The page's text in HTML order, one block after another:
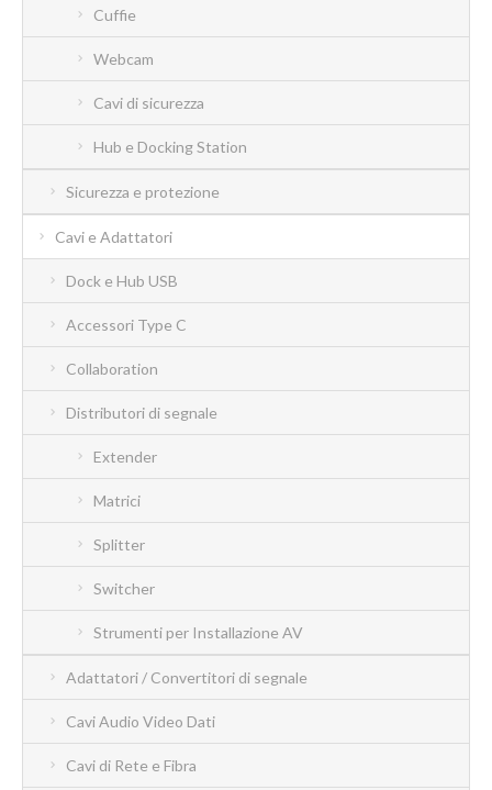
Cuffie
Webcam
Cavi di sicurezza
Hub e Docking Station
Sicurezza e protezione
Cavi e Adattatori
Dock e Hub USB
Accessori Type C
Collaboration
Distributori di segnale
Extender
Matrici
Splitter
Switcher
Strumenti per Installazione AV
Adattatori / Convertitori di segnale
Cavi Audio Video Dati
Cavi di Rete e Fibra